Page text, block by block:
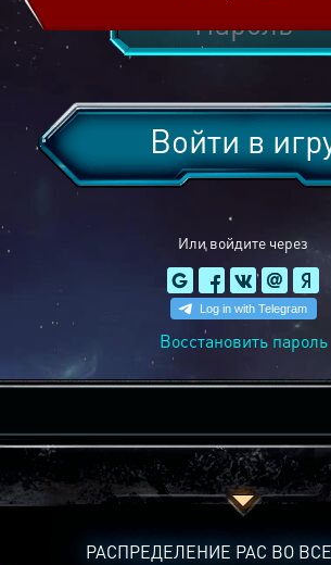
Или войдите через
Войти в
Восстановить пароль
РАСПРЕДЕЛЕНИЕ РАС ВО